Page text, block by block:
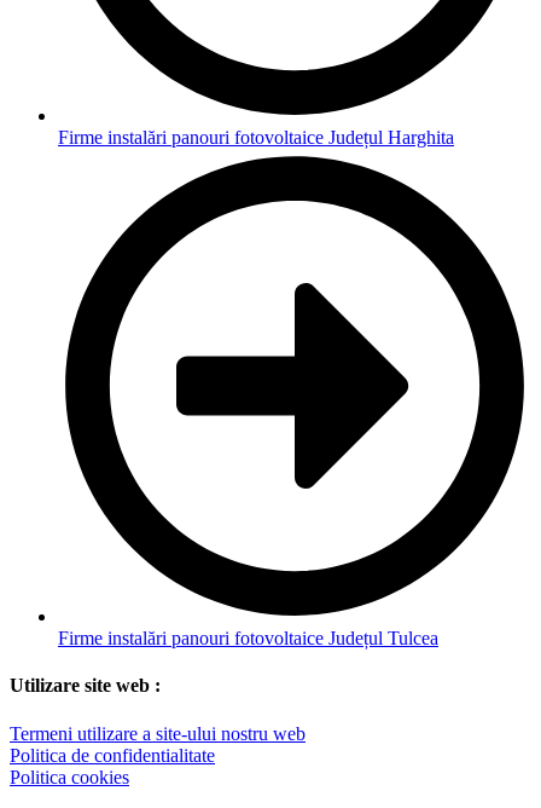
Firme instalări panouri fotovoltaice Județul Harghita
Firme instalări panouri fotovoltaice Județul Tulcea
Utilizare site web :
Termeni utilizare a site-ului nostru web
Politica de confidentialitate
Politica cookies